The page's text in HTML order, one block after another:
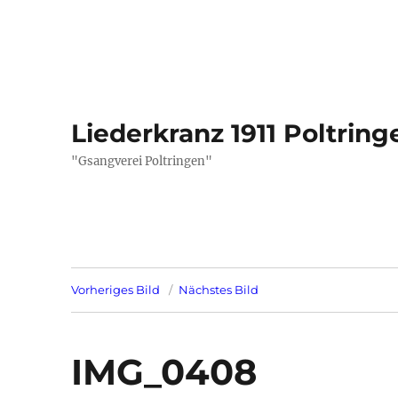
Liederkranz 1911
"Gsangverei Poltringen"
Vorheriges Bild Nächstes Bild
IMG_0408